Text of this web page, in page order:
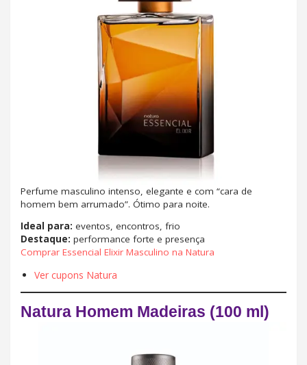
Perfume masculino intenso, elegante e com “cara de
homem bem arrumado”. Ótimo para noite.
Ideal para: eventos, encontros, frio
Destaque: performance forte e presença
Comprar Essencial Elixir Masculino na Natura
Ver cupons Natura
Natura Homem Madeiras (100 ml)